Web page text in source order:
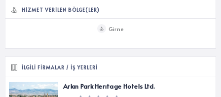
HIZMET VERILEN BÖLGE(LER)
Girne
İLGILI FIRMALAR / İŞ YERLERI
Arkın Park Herıtage Hotels Ltd.